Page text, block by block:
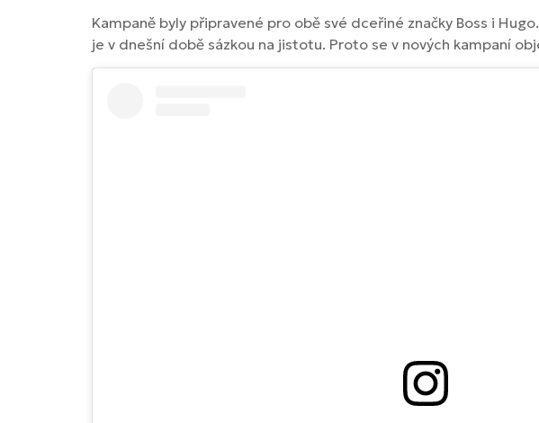
Kampaně byly připravené pro obě své dceřiné značky Boss i
je v dnešní době sázkou na jistotu. Proto se v nových kampaní